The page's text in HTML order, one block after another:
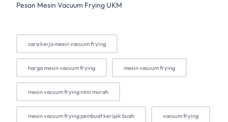
Pesan Mesin Vacuum Frying UKM
cara kerja mesin vacuum frying
harga mesin vacuum frying mesin vacuum frying
mesin vacuum frying mini murah
mesin vacuum frying pembuat keripik buah vacuum frying